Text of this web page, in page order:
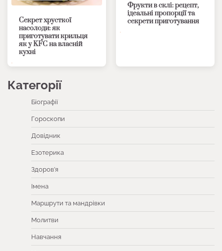
Секрет хрусткої
насолоди: як
приготувати крильця
як у KFC на власній
кухні
Фрукти в склі: рецепт,
ідеальні пропорції та
секрети приготування
Категорії
Біографії
Гороскопи
Довідник
Езотерика
Здоров’я
Імена
Маршрути та мандрівки
Молитви
Навчання